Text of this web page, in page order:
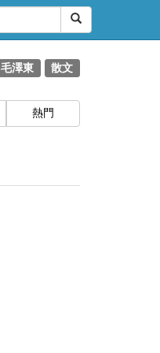
毛澤東 散文
熱門